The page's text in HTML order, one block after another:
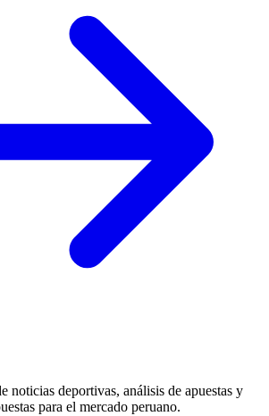
noticias deportivas, análisis de apuestas y
para el mercado peruano.